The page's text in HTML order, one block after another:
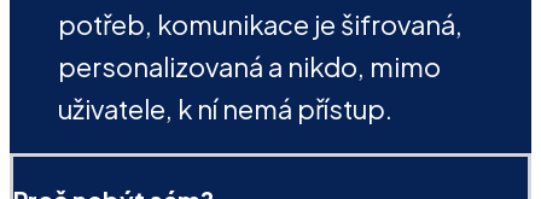
potřeb, komunikace je šifrovaná,
personalizovaná a nikdo, mimo
uživatele, k ní nemá přístup.